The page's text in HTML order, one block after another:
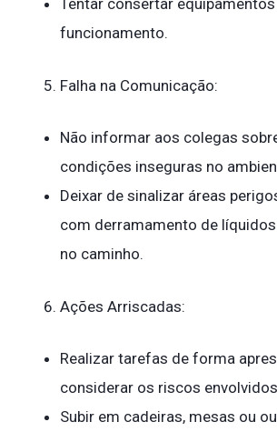
Tentar consertar
funcionamento.
Falha na Comunicação:
Não informar aos colegas
condições inseguras no
Deixar de sinalizar áreas
com derramamento de
no caminho.
Ações Arriscadas:
Realizar tarefas de forma
considerar os riscos
Subir em cadeiras, mesas ou